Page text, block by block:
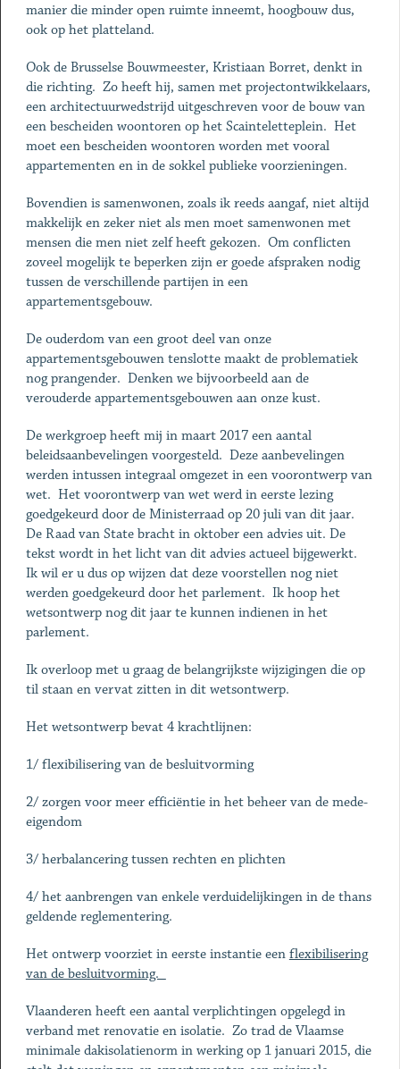
manier die minder open ruimte inneemt, hoogbouw dus,
ook op het platteland.
Ook de Brusselse Bouwmeester, Kristiaan Borret, denkt in
die richting. Zo heeft hij, samen met projectontwikkelaars,
een architectuurwedstrijd uitgeschreven voor de bouw van
een bescheiden woontoren op het Scainteletteplein. Het
moet een bescheiden woontoren worden met vooral
appartementen en in de sokkel publieke voorzieningen.
Bovendien is samenwonen, zoals ik reeds aangaf, niet altijd
makkelijk en zeker niet als men moet samenwonen met
mensen die men niet zelf heeft gekozen. Om conflicten
zoveel mogelijk te beperken zijn er goede afspraken nodig
tussen de verschillende partijen in een
appartementsgebouw.
De ouderdom van een groot deel van onze
appartementsgebouwen tenslotte maakt de problematiek
nog prangender. Denken we bijvoorbeeld aan de
verouderde appartementsgebouwen aan onze kust.
De werkgroep heeft mij in maart 2017 een aantal
beleidsaanbevelingen voorgesteld. Deze aanbevelingen
werden intussen integraal omgezet in een voorontwerp van
wet. Het voorontwerp van wet werd in eerste lezing
goedgekeurd door de Ministerraad op 20 juli van dit jaar.
De Raad van State bracht in oktober een advies uit. De
tekst wordt in het licht van dit advies actueel bijgewerkt.
Ik wil er u dus op wijzen dat deze voorstellen nog niet
werden goedgekeurd door het parlement. Ik hoop het
wetsontwerp nog dit jaar te kunnen indienen in het
parlement.
Ik overloop met u graag de belangrijkste wijzigingen die op
til staan en vervat zitten in dit wetsontwerp.
Het wetsontwerp bevat 4 krachtlijnen:
1/ flexibilisering van de besluitvorming
2/ zorgen voor meer efficiëntie in het beheer van de mede-
eigendom
3/ herbalancering tussen rechten en plichten
4/ het aanbrengen van enkele verduidelijkingen in de thans
geldende reglementering.
Het ontwerp voorziet in eerste instantie een flexibilisering
van de besluitvorming.
Vlaanderen heeft een aantal verplichtingen opgelegd in
verband met renovatie en isolatie. Zo trad de Vlaamse
minimale dakisolatienorm in werking op 1 januari 2015, die